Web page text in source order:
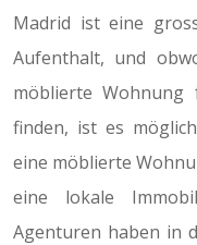
Madrid ist eine
Aufenthalt, und
möblierte
finden, ist es
eine möblierte
eine lokale
Agenturen haben in